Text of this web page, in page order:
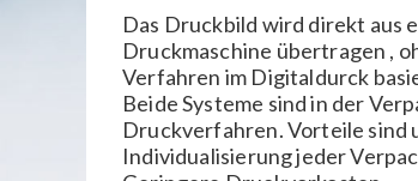
Das Druckbild wird direkt aus
Druckmaschine übertragen ,
Verfahren im Digitaldurck
Beide Systeme sind in der
Druckverfahren. Vorteile sind
Individualisierung jeder